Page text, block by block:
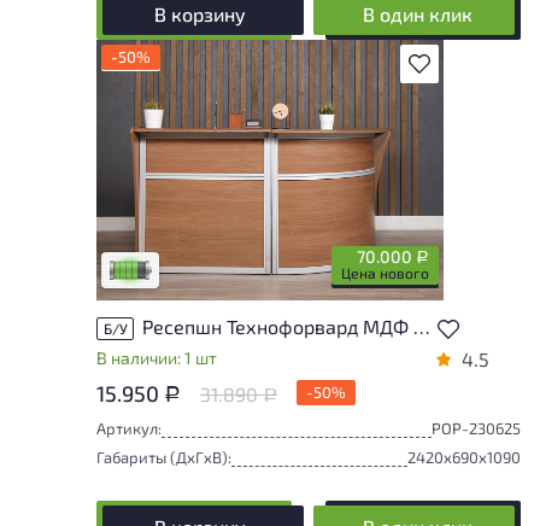
В корзину В один клик
В избранное
-50%
70.000 Р
Цена нового
У товара присутствуют незначительные
следы эксплуатации, не влияющие на
удобство его использования
Низкая степень износа
Б/У
В наличии: 1 шт 4.5
15.950 Р 31.890Р
-50%
Артикул:
РОР-230625
Габариты (ДxГxВ):
2420x690x1090